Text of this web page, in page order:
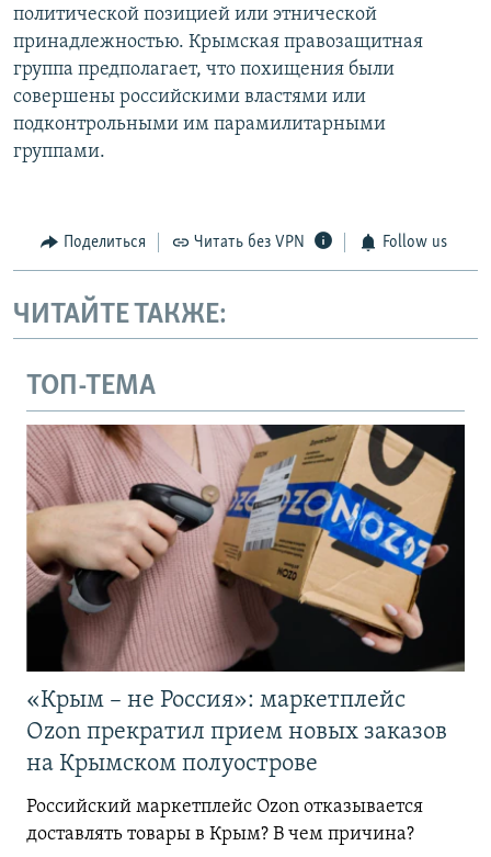
политической позицией или этнической
принадлежностью. Крымская правозащитная
группа предполагает, что похищения были
совершены российскими властями или
подконтрольными им парамилитарными
группами.
Поделиться Читать без VPN Follow us
ЧИТАЙТЕ ТАКЖЕ:
ТОП-ТЕМА
«Крым – не Россия»: маркетплейс
Ozon прекратил прием новых заказов
на Крымском полуострове
Российский маркетплейс Ozon отказывается
доставлять товары в Крым? В чем причина?